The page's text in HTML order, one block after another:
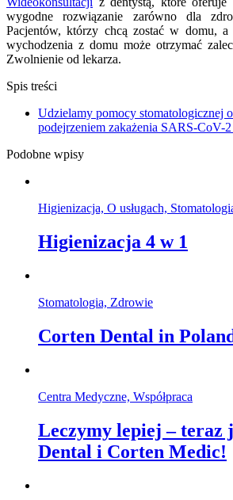
wygodne rozwiązanie zarówno dla
Pacjentów, którzy chcą zostać w domu, a
wychodzenia z domu może otrzymać
Zwolnienie od lekarza.
Spis treści
Udzielamy pomocy stomatologicznej
podejrzeniem zakażenia SARS-CoV-
Podobne wpisy
Higienizacja, O usługach,
Higienizacja 4 w 1
Stomatologia, Zdrowie
Corten Dental in Poland
Centra Medyczne, Współpraca
Leczymy lepiej – teraz
Dental i Corten Medic!